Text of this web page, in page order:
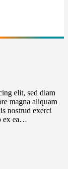
elit, sed diam
magna aliquam
nostrud exerci
ex ea…